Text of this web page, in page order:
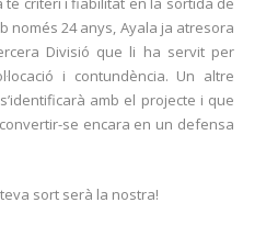
només 24 anys, Ayala ja atresora
Divisió que li ha servit per
i contundència. Un altre
amb el projecte i que
se encara en un defensa
sort serà la nostra!